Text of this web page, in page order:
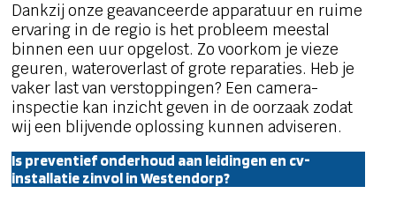
Dankzij onze geavanceerde apparatuur en ruime
ervaring in de regio is het probleem meestal
binnen een uur opgelost. Zo voorkom je vieze
geuren, wateroverlast of grote reparaties. Heb je
vaker last van verstoppingen? Een camera-
inspectie kan inzicht geven in de oorzaak zodat
wij een blijvende oplossing kunnen adviseren.
Is preventief onderhoud aan leidingen en cv-
installatie zinvol in Westendorp?